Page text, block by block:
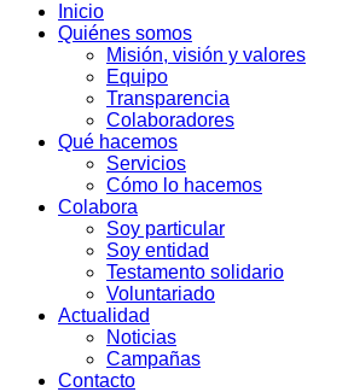
Inicio
Quiénes somos
Misión, visión y valores
Equipo
Transparencia
Colaboradores
Qué hacemos
Servicios
Cómo lo hacemos
Colabora
Soy particular
Soy entidad
Testamento solidario
Voluntariado
Actualidad
Noticias
Campañas
Contacto